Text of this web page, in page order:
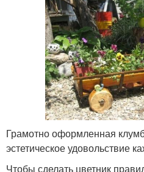
Грамотно оформленная
эстетическое удовольствие
Чтобы сделать цветник